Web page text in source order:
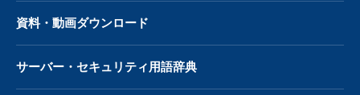
資料・動画ダウンロード
サーバー・ セキュリティ用語辞典